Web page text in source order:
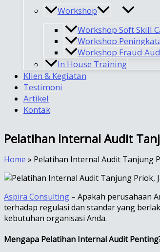
Workshop
Workshop Soft Skill
Workshop
Workshop Fraud
In House Training
Klien & Kegiatan
Testimoni
Artikel
Kontak
Pelatihan Internal Audit
Home » Pelatihan Internal Audit Tanjung
Aspira Consulting – Apakah perusahaan
terhadap regulasi dan standar yang
kebutuhan organisasi Anda.
Mengapa Pelatihan Internal Audit